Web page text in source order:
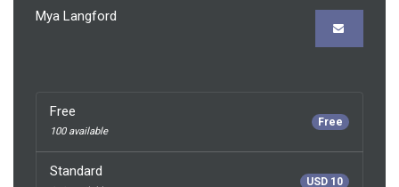
Mya Langford
Free
100 available
Free
Standard
USD 10